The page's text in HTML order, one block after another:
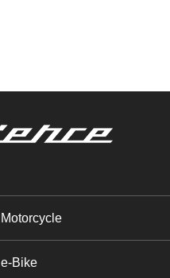
Motorcycle
e-Bike